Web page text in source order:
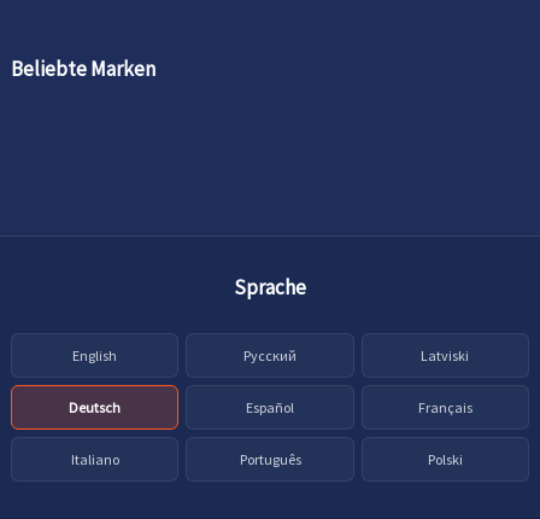
Beliebte Marken
Sprache
English Русский Latviski
Deutsch Español Français
Italiano Português Polski